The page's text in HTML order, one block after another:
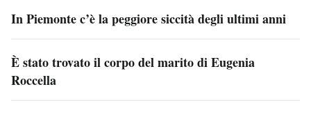
In Piemonte c’è la peggiore siccità degli ultimi anni
È stato trovato il corpo del marito di Eugenia
Roccella